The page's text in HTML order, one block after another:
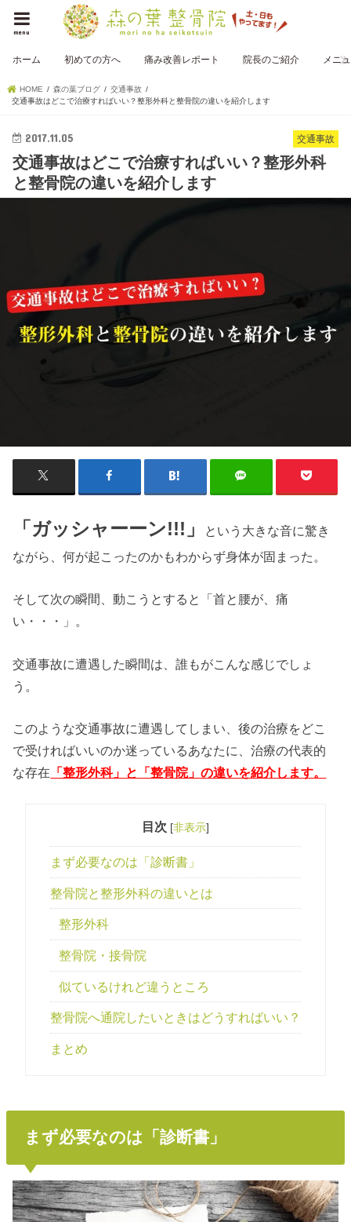
menu
ホーム 初めての方へ 痛み改善レポート 院長のご紹介 メニ
HOME 森の葉ブログ
交通事故
交通事故はどこで治療すればいい？整形外科と整骨院の違いを紹介します
交通事故
2017.11.05
交通事故はどこで治療すればいい？整形外科
と整骨院の違いを紹介します
「ガッシャーーン!!!」
という大きな音に驚き
ながら、何が起こったのかもわからず身体が固まった。
そして次の瞬間、動こうとすると「首と腰が、痛
い・・・」。
交通事故に遭遇した瞬間は、誰もがこんな感じでしょ
う。
このような交通事故に遭遇してしまい、後の治療をどこ
で受ければいいのか迷っているあなたに、治療の代表的
な存在 「整形外科」と「整骨院」の違いを紹介します。
目次 [非表示]
まず必要なのは「診断書」
整骨院と整形外科の違いとは
整形外科
整骨院・接骨院
似ているけれど違うところ
整骨院へ通院したいときはどうすればいい？
まとめ
まず必要なのは「診断書」